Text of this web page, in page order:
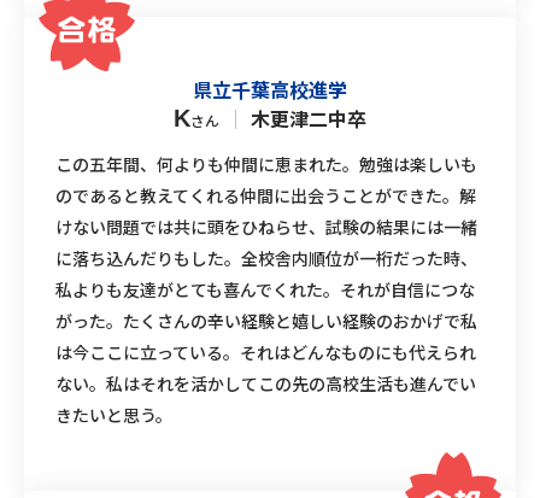
県立千葉高校進学
Kさん ｜ 木更津二中卒
この五年間、何よりも仲間に恵まれた。勉強は楽しいも
のであると教えてくれる仲間に出会うことができた。解
けない問題では共に頭をひねらせ、試験の結果には一緒
に落ち込んだりもした。全校舎内順位が一桁だった時、
私よりも友達がとても喜んでくれた。それが自信につな
がった。たくさんの辛い経験と嬉しい経験のおかげで私
は今ここに立っている。それはどんなものにも代えられ
ない。私はそれを活かしてこの先の高校生活も進んでい
きたいと思う。